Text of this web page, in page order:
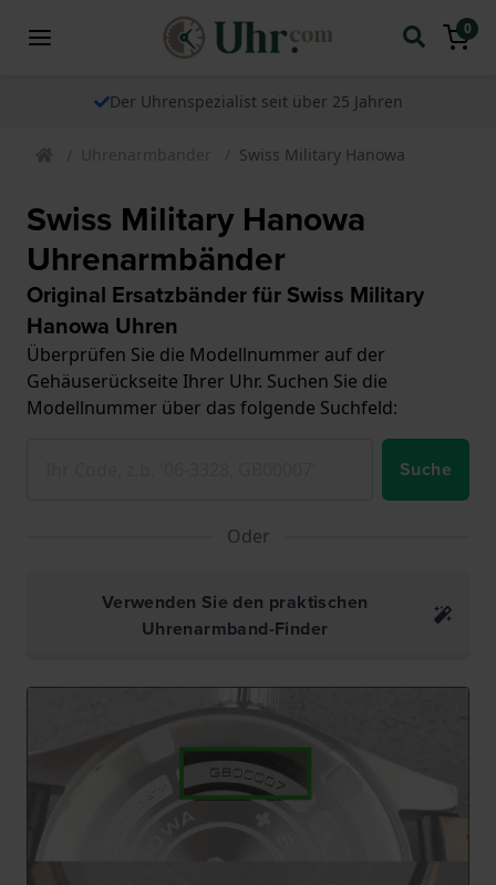
0
Der Uhrenspezialist seit über 25 Jahren
Uhrenarmbander Swiss Military Hanowa
Swiss Military Hanowa
Uhrenarmbänder
Original Ersatzbänder für Swiss Military
Hanowa Uhren
Überprüfen Sie die Modellnummer auf der
Gehäuserückseite Ihrer Uhr. Suchen Sie die
Modellnummer über das folgende Suchfeld:
Suche
Oder
Verwenden Sie den praktischen
Uhrenarmband-Finder